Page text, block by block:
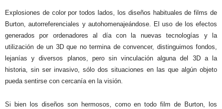
Explosiones de color por todos lados, los diseños habituales de films de
Burton, autorreferenciales y autohomenajeándose. El uso de los efectos
generados por ordenadores al día con la nuevas tecnologías y la
utilización de un 3D que no termina de convencer, distinguimos fondos,
lejanías y diversos planos, pero sin vinculación alguna del 3D a la
historia, sin ser invasivo, sólo dos situaciones en las que algún objeto
pueda sentirse con cercanía en la visión.
Si bien los diseños son hermosos, como en todo film de Burton, los